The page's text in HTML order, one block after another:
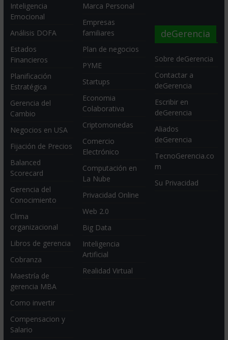
Inteligencia
Emocional
Análisis DOFA
Estados
Financieros
Planificación
Estratégica
Gerencia del
Cambio
Negocios en USA
Fijación de Precios
Balanced
Scorecard
Gerencia del
Conocimiento
Clima
organizacional
Libros de gerencia
Cobranza
Maestría de
gerencia MBA
Como invertir
Compensacion y
Salario
Marca Personal
Empresas
familiares
Plan de negocios
PYME
Startups
Economia
Colaborativa
Criptomonedas
Comercio
Electrónico
Computación en
La Nube
Privacidad Online
Web 2.0
Big Data
Inteligencia
Artificial
Realidad Virtual
deGerencia
Sobre deGerencia
Contactar a
deGerencia
Escribir en
deGerencia
Aliados
deGerencia
TecnoGerencia.co
m
Su Privacidad